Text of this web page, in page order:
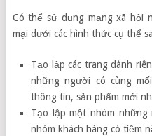
Có thể sử dụng mạng xã hội
mại dưới các hình thức cụ thể
Tạo lập các trang dành
những người có cùng
thông tin, sản phẩm mới
Tạo lập một nhóm
nhóm khách hàng có tiềm